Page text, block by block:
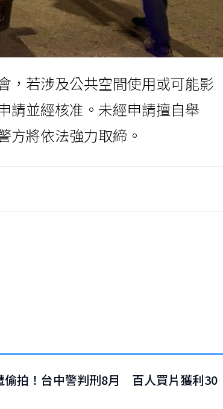
，若涉及公共空間使用或可能影
請並經核准。未經申請擅自舉
方將依法強力取締。
偷拍！台中警判刑8月 百人買片獲利30